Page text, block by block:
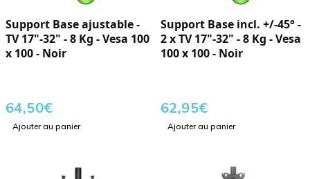
Support Base ajustable -
TV 17"-32" - 8 Kg - Vesa 100
x 100 - Noir
64,50€
Ajouter au panier
Support Base incl. +/-45° -
2 x TV 17"-32" - 8 Kg - Vesa
100 x 100 - Noir
62,95€
Ajouter au panier